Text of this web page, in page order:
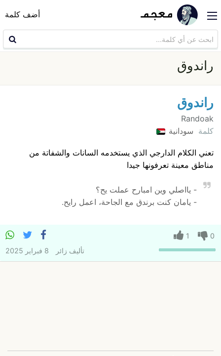
أضف كلمة
راندوق
راندوق
Randoak
كلمة سودانية
تعني الكلام الدارجي الذي يستخدمه السانات والشفاتة من
مناطق معينة تعرفونها جيدا
- يااصلي وين امبارح عملت يح؟
- يامان كنت برندق مع الجاحة، اعمل رايح.
0
1
تأليف زائر 8 فبراير 2025